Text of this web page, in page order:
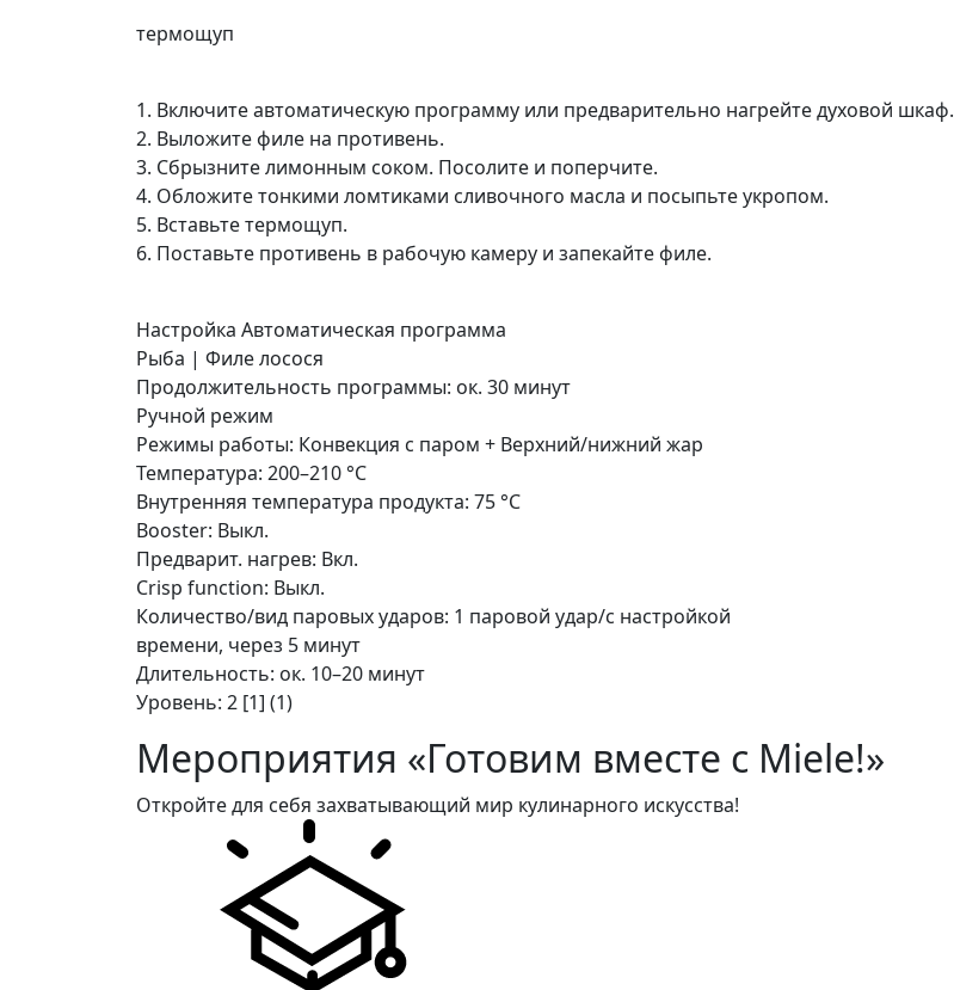
термощуп
1. Включите автоматическую программу или предварительно нагрейте духовой шкаф.
2. Выложите филе на противень.
3. Сбрызните лимонным соком. Посолите и поперчите.
4. Обложите тонкими ломтиками сливочного масла и посыпьте укропом.
5. Вставьте термощуп.
6. Поставьте противень в рабочую камеру и запекайте филе.
Настройка Автоматическая программа
Рыба | Филе лосося
Продолжительность программы: ок. 30 минут
Ручной режим
Режимы работы: Конвекция с паром + Верхний/нижний жар
Температура: 200–210 °C
Внутренняя температура продукта: 75 °C
Booster: Выкл.
Предварит. нагрев: Вкл.
Crisp function: Выкл.
Количество/вид паровых ударов: 1 паровой удар/с настройкой
времени, через 5 минут
Длительность: ок. 10–20 минут
Уровень: 2 [1] (1)
Мероприятия «Готовим вместе с Miele!»
Откройте для себя захватывающий мир кулинарного искусства!